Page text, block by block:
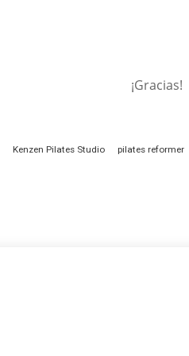
¡Gracias!
Kenzen Pilates Studio pilates reformer